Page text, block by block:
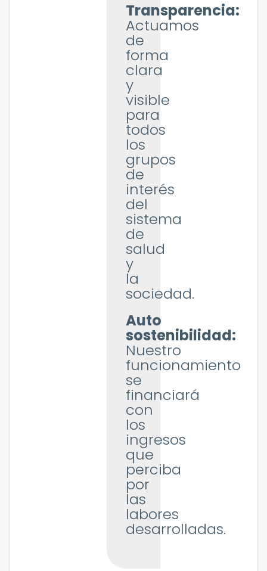
Transparencia:
Actuamos
de
forma
clara
y
visible
para
todos
los
grupos
de
interés
del
sistema
de
salud
y
la
sociedad.
Auto
sostenibilidad:
Nuestro
funcionamiento
se
financiará
con
los
ingresos
que
perciba
por
las
labores
desarrolladas.